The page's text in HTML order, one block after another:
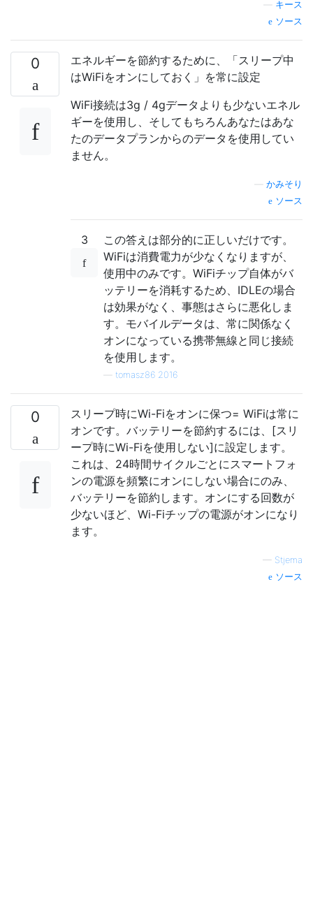
キース
ソース
0
エネルギーを節約するために、「スリープ中
はWiFiをオンにしておく」を常に設定
WiFi接続は3g / 4gデータよりも少ないエネル
ギーを使用し、そしてもちろんあなたはあな
たのデータプランからのデータを使用してい
ません。
かみそり
ソース
3
この答えは部分的に正しいだけです。
WiFiは消費電力が少なくなりますが、
使用中のみです。WiFiチップ自体がバ
ッテリーを消耗するため、IDLEの場合
は効果がなく、事態はさらに悪化しま
す。モバイルデータは、常に関係なく
オンになっている携帯無線と同じ接続
を使用します。
tomasz86 2016
0
スリープ時にWi-Fiをオンに保つ= WiFiは常に
オンです。バッテリーを節約するには、[スリ
ープ時にWi-Fiを使用しない]に設定します。
これは、24時間サイクルごとにスマートフォ
ンの電源を頻繁にオンにしない場合にのみ、
バッテリーを節約します。オンにする回数が
少ないほど、Wi-Fiチップの電源がオンになり
ます。
— Stjema
ソース